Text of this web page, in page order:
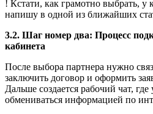
! Кстати, как грамотно выбрать, у
напишу в одной из ближайших
3.2. Шаг номер два: Процесс
кабинета
После выбора партнера нужно
заключить договор и оформить
Дальше создается рабочий чат,
обмениваться информацией по